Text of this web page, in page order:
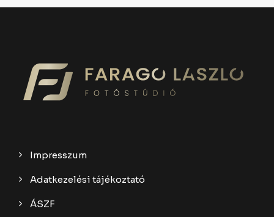
Impresszum
Adatkezelési tájékoztató
ÁSZF